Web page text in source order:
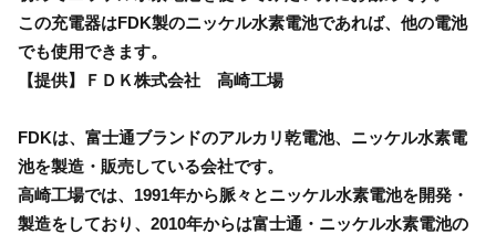
この充電器はFDK製のニッケル水素電池であれば、他の電池
でも使用できます。
【提供】ＦＤＫ株式会社 高崎工場
FDKは、富士通ブランドのアルカリ乾電池、ニッケル水素電
池を製造・販売している会社です。
高崎工場では、1991年から脈々とニッケル水素電池を開発・
製造をしており、2010年からは富士通・ニッケル水素電池の